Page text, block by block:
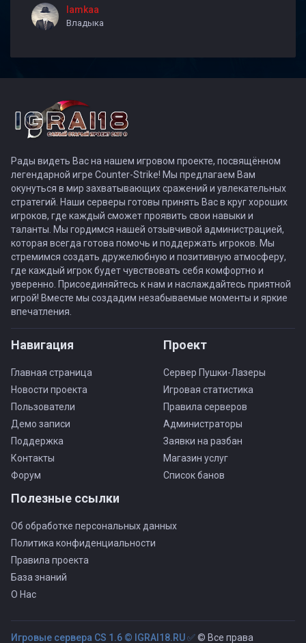
lamkaa
Владыка
Рады видеть Вас на нашем игровом проекте, посвящённом
легендарной игре Counter-Strike! Мы предлагаем Вам
окунуться в мир захватывающих сражений и увлекательных
стратегий. Наши серверы готовы принять Вас в круг хороших
игроков, где каждый сможет проявить свои навыки и
таланты. Мы гордимся нашей отзывчивой администрацией,
которая всегда готова помочь и поддержать игроков. Мы
стремимся создать дружелюбную и позитивную атмосферу,
где каждый игрок будет чувствовать себя комфортно и
уверенно. Присоединяйтесь к нам и наслаждайтесь приятной
игрой! Вместе мы создадим незабываемые моменты и яркие
впечатления.
Навигация
Главная страница
Новости проекта
Пользователи
Демо записи
Поддержка
Контакты
Форум
Проект
Сервер Пушки-Лазеры
Игровая статистика
Правила серверов
Администраторы
Заявки на разбан
Магазин услуг
Список банов
Полезные ссылки
Об обработке персональных данных
Политика конфиденциальности
Правила проекта
База знаний
О Нас
Игровые сервера CS 1.6 © IGRAI18.RU ✅© Все права